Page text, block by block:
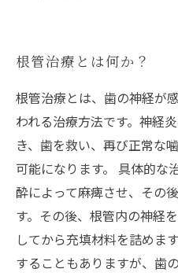
根管治療とは何か？
根管治療とは、歯の神経が
われる治療方法です。神経
き、歯を救い、再び正常な
可能になります。 具体的な
酔によって麻痺させ、その
す。その後、根管内の神経
してから充填材料を詰めま
することもありますが、歯